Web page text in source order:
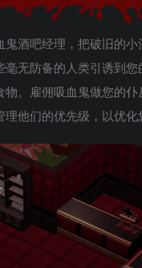
鬼酒吧经理，把破旧的
毫无防备的人类引诱到
物。雇佣吸血鬼做您的
他们的优先级，以优化